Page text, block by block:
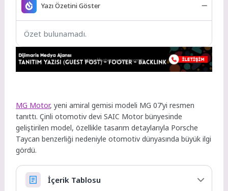
Yazı Özetini Göster
Özet bulunamadı.
MG Motor, yeni amiral gemisi modeli MG 07’yi resmen
tanıttı. Çinli otomotiv devi SAIC Motor bünyesinde
geliştirilen model, özellikle tasarım detaylarıyla Porsche
Taycan benzerliği nedeniyle otomotiv dünyasında büyük ilgi
gördü.
İçerik Tablosu